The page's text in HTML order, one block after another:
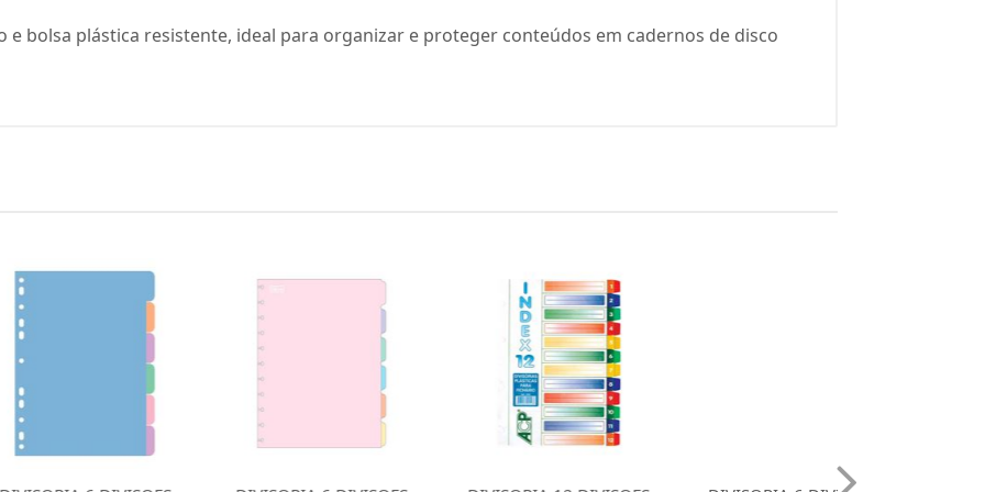
e bolsa plástica resistente, ideal para organizar e proteger conteúdos em cadernos de disco